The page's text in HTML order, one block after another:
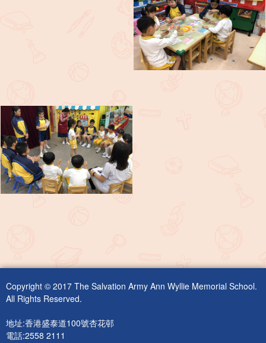
Copyright © 2017 The Salvation Army Ann Wyllie Memorial School.
All Rights Reserved.
地址:香港盛泰道100號杏花邨
電話:2558 2111